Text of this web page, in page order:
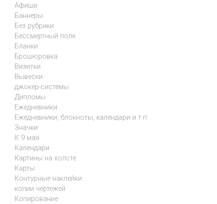
Афиши
Баннеры
Без рубрики
Бессмертный полк
Бланки
Брошюровка
Визитки
Вывески
джокер-системы
Дипломы
Ежедневники
Ежедневники, блокноты, календари и т.п.
Значки
К 9 мая
Календари
Картины на холсте
Карты
Контурные наклейки
копии чертежей
Копирование